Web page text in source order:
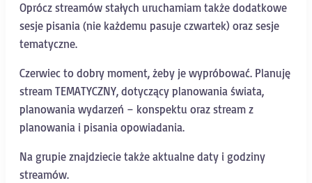
Oprócz streamów stałych uruchamiam także dodatkowe
sesje pisania (nie każdemu pasuje czwartek) oraz sesje
tematyczne.
Czerwiec to dobry moment, żeby je wypróbować. Planuję
stream TEMATYCZNY, dotyczący planowania świata,
planowania wydarzeń – konspektu oraz stream z
planowania i pisania opowiadania.
Na grupie znajdziecie także aktualne daty i godziny
streamów.